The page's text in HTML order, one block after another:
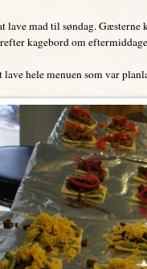
lave mad til søndag.
kagebord om
hele menuen som var